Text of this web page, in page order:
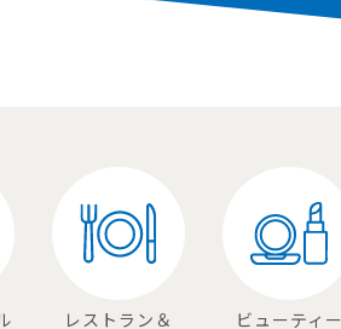
レストラン＆
ビューティー